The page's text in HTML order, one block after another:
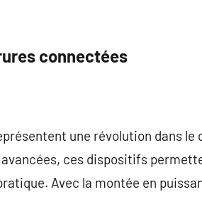
connectées
une révolution dans
ces dispositifs
Avec la montée en